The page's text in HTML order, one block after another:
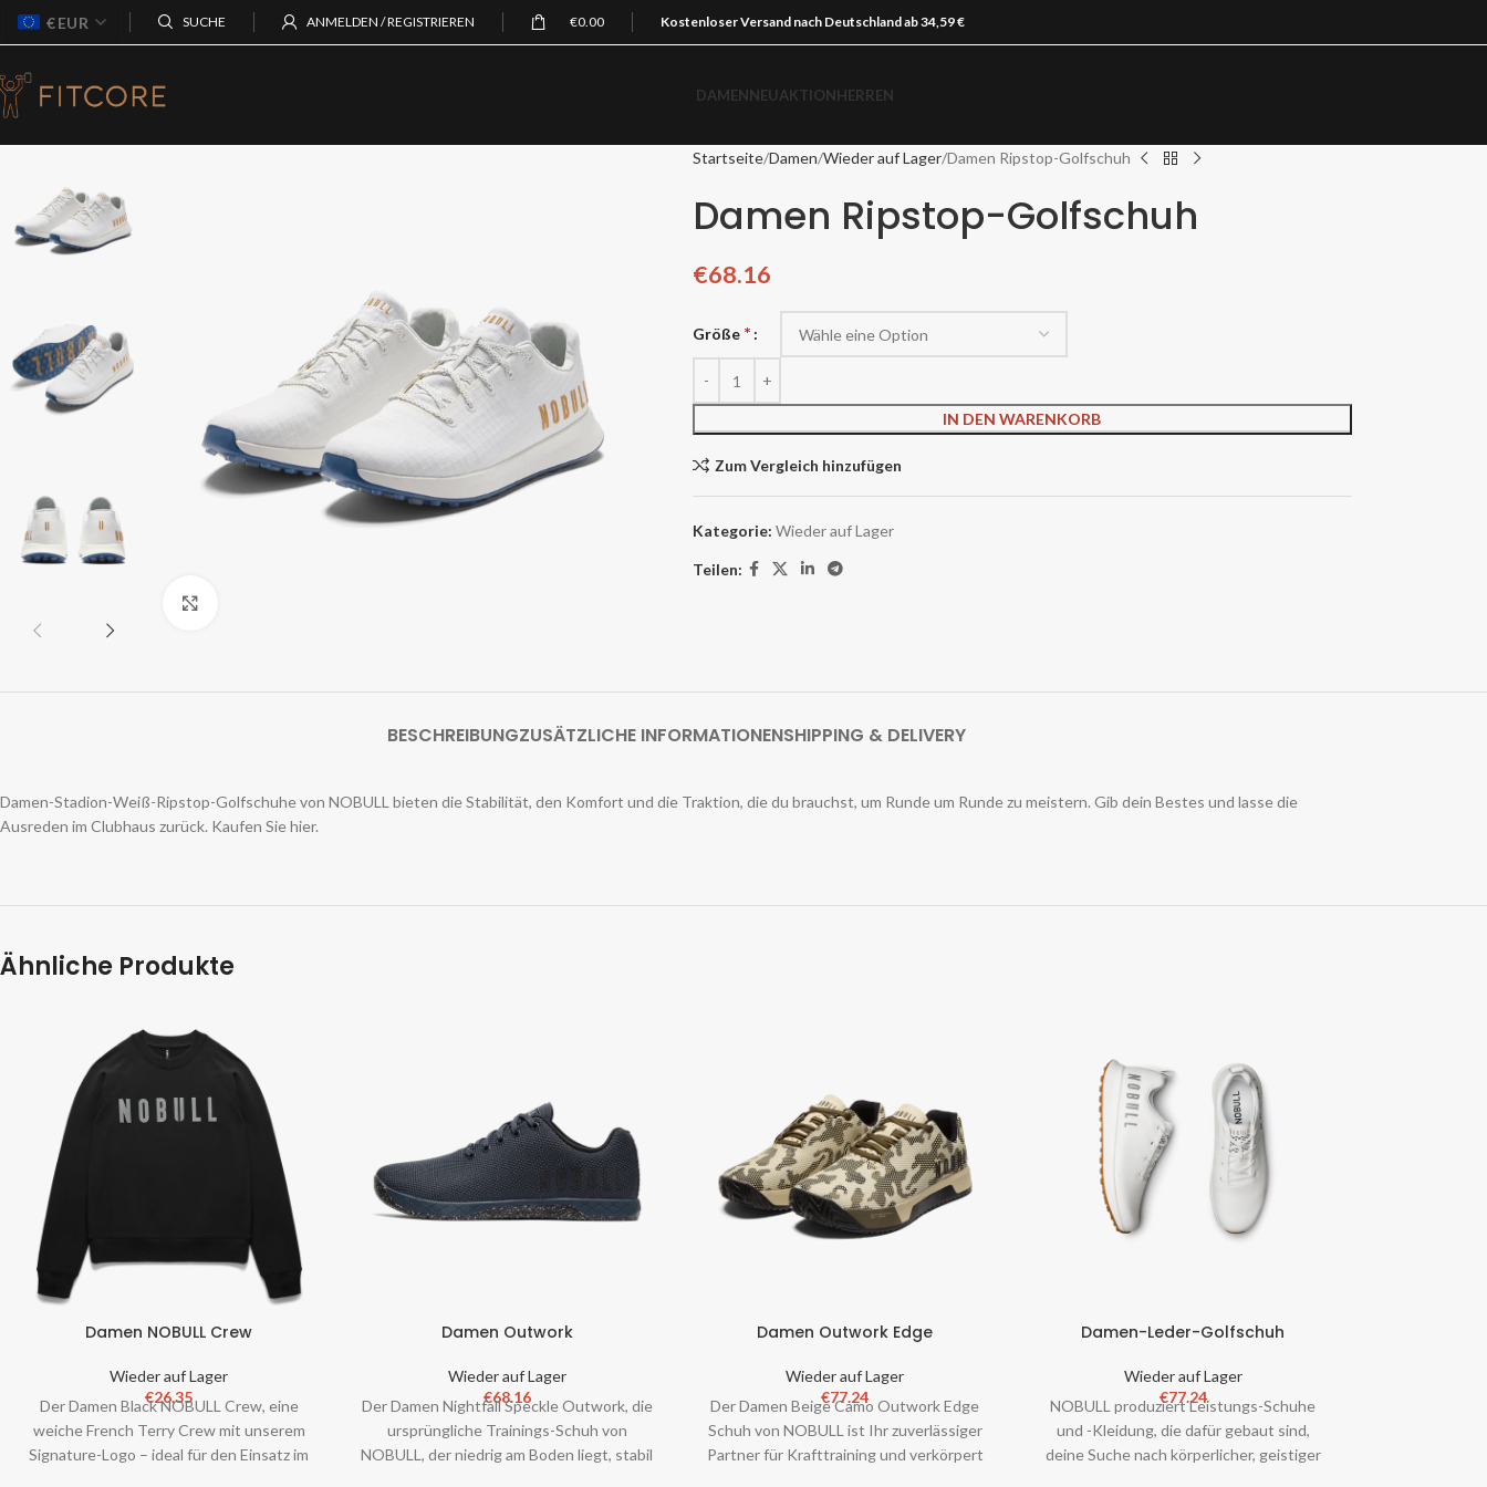
€EUR SUCHE ANMELDEN / REGISTRIEREN €0.00 Kostenloser Versand nach Deutschland ab 34,59 €
DAMENNEUAKTIONHERREN
Startseite Damen Wieder auf Lager Damen Ripstop-Golfschuh
Damen Ripstop-Golfschuh
€68.16
Größe *
IN DEN WARENKORB
Zum Vergleich hinzufügen
Kategorie: Wieder auf Lager
Teilen:
BESCHREIBUNGZUSÄTZLICHE INFORMATIONENSHIPPING & DELIVERY
Damen-Stadion-Weiß-Ripstop-Golfschuhe von NOBULL bieten die Stabilität, den Komfort und die Traktion, die du brauchst, um Runde um Runde zu meistern. Gib dein Bestes und lasse die
Ausreden im Clubhaus zurück. Kaufen Sie hier.
Ähnliche Produkte
Damen NOBULL Crew
Wieder auf Lager
€26.35
Der Damen Black NOBULL Crew, eine
weiche French Terry Crew mit unserem
Signature-Logo – ideal für den Einsatz im
Damen Outwork
Wieder auf Lager
€68.16
Der Damen Nightfall Speckle Outwork, die
ursprüngliche Trainings-Schuh von
NOBULL, der niedrig am Boden liegt, stabil
Damen Outwork Edge
Wieder auf Lager
€77.24
Der Damen Beige Camo Outwork Edge
Schuh von NOBULL ist Ihr zuverlässiger
Partner für Krafttraining und verkörpert
Damen-Leder-Golfschuh
Wieder auf Lager
€77.24
NOBULL produziert Leistungs-Schuhe
und -Kleidung, die dafür gebaut sind,
deine Suche nach körperlicher, geistiger